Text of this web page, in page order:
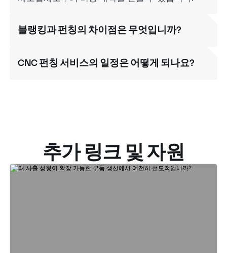
블랭킹과 펀칭의 차이점은 무엇입니까?
CNC 펀칭 서비스의 일정은 어떻게 되나요?
추가 링크 및 자원